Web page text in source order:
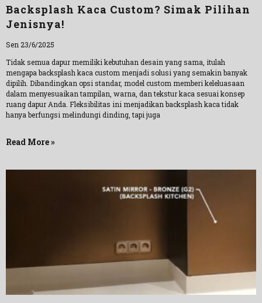
Backsplash Kaca Custom? Simak Pilihan
Jenisnya!
Sen 23/6/2025
Tidak semua dapur memiliki kebutuhan desain yang sama, itulah
mengapa backsplash kaca custom menjadi solusi yang semakin banyak
dipilih. Dibandingkan opsi standar, model custom memberi keleluasaan
dalam menyesuaikan tampilan, warna, dan tekstur kaca sesuai konsep
ruang dapur Anda. Fleksibilitas ini menjadikan backsplash kaca tidak
hanya berfungsi melindungi dinding, tapi juga
Read More »